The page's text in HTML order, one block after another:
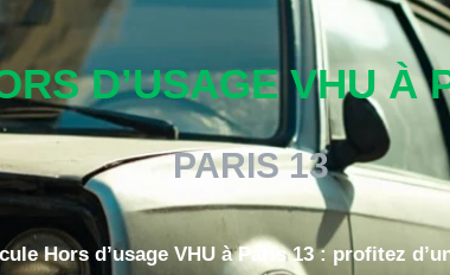
D’USAGE VHU À
PARIS 13
Hors d’usage VHU à Paris 13 : profitez